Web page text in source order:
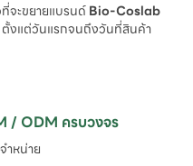
จะขยายแบรนด์Bio-Coslab
งแต่วันแรกจนถึงวันที่สินค้า
/ ODM ครบวงจร
หน่าย